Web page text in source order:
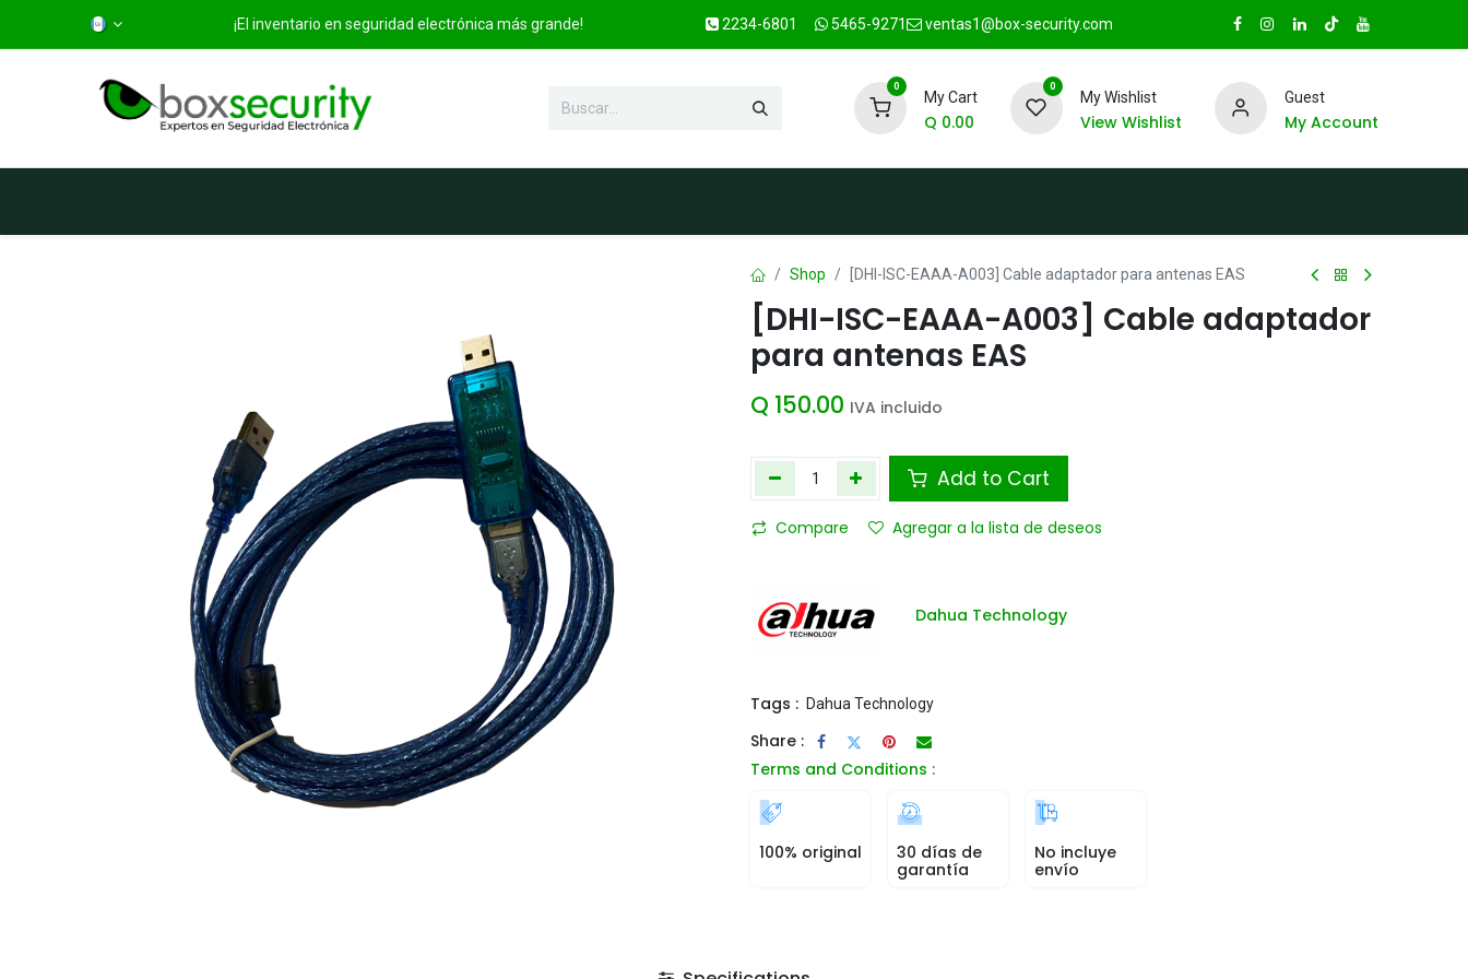
¡El inventario en seguridad electrónica más grande! 2234-6801 5465-9271 ventas1@box-security.com
0
My Cart
Q 0.00
0
My Wishlist
View Wishlist
Guest
My Account
Shop [DHI-ISC-EAAA-A003] Cable adaptador para antenas EAS
[DHI-ISC-EAAA-A003] Cable adaptador
para antenas EAS
Q 150.00 IVA incluido
Add to Cart
Compare Agregar a la lista de deseos
Dahua Technology
Tags : Dahua Technology
Share :
Terms and Conditions :
100% original
30 días de
garantía
No incluye
envío